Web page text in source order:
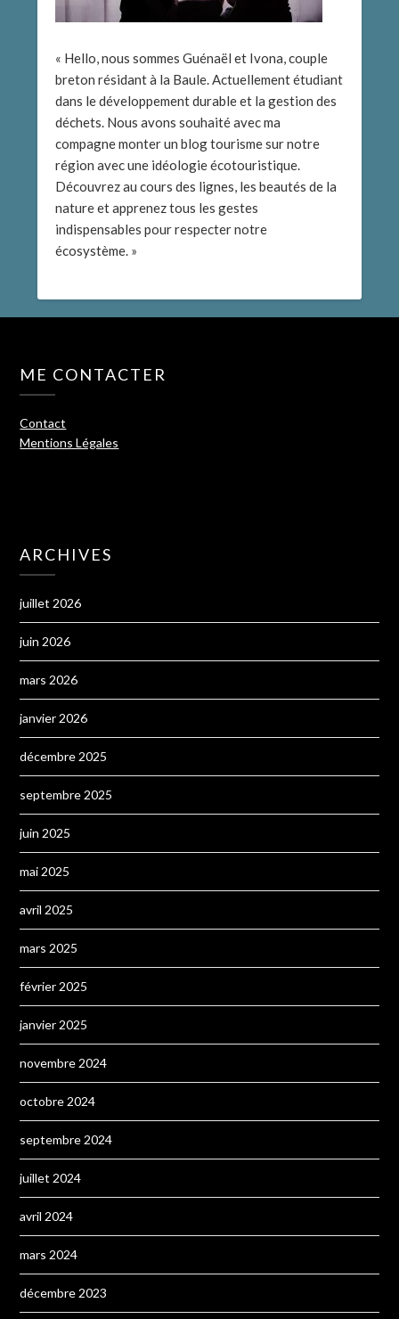
« Hello, nous sommes Guénaël et Ivona, couple
breton résidant à la Baule. Actuellement étudiant
dans le développement durable et la gestion des
déchets. Nous avons souhaité avec ma
compagne monter un blog tourisme sur notre
région avec une idéologie écotouristique.
Découvrez au cours des lignes, les beautés de la
nature et apprenez tous les gestes
indispensables pour respecter notre
écosystème. »
ME CONTACTER
Contact
Mentions Légales
ARCHIVES
juillet 2026
juin 2026
mars 2026
janvier 2026
décembre 2025
septembre 2025
juin 2025
mai 2025
avril 2025
mars 2025
février 2025
janvier 2025
novembre 2024
octobre 2024
septembre 2024
juillet 2024
avril 2024
mars 2024
décembre 2023